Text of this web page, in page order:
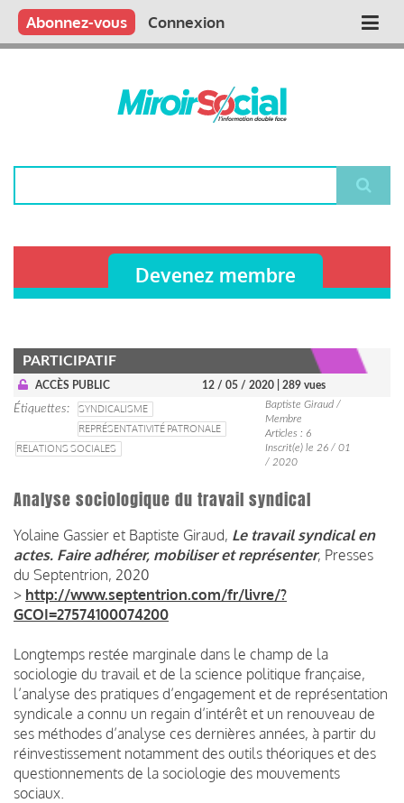
Aller
contenu
Main
Qui sommes nous ?
Vous publiez
Nous publions
Contactez-nous
Abonnez-vous Connexion
Devenez membre
PARTICIPATIF
ACCÈS PUBLIC 12 / 05 / 2020 | 289 vues
Étiquettes
SYNDICALISME
REPRÉSENTATIVITÉ PATRONALE
RELATIONS SOCIALES
Baptiste Giraud /
Membre
Articles : 6
Inscrit(e) le 26 / 01
/ 2020
Analyse sociologique du travail syndical
Yolaine Gassier et Baptiste Giraud, Le travail syndical en
actes. Faire adhérer, mobiliser et représenter, Presses
du Septentrion, 2020
> http://www.septentrion.com/fr/livre/?
GCOI=27574100074200
Longtemps restée marginale dans le champ de la
sociologie du travail et de la science politique française,
l’analyse des pratiques d’engagement et de représentation
syndicale a connu un regain d’intérêt et un renouveau de
ses méthodes d’analyse ces dernières années, à partir du
réinvestissement notamment des outils théoriques et des
questionnements de la sociologie des mouvements
sociaux.